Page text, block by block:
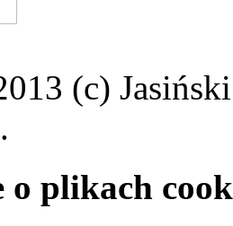
(c)
plikach